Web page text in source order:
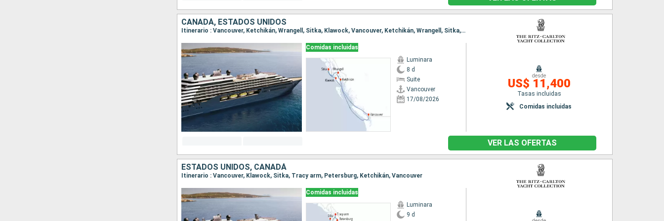
CANADÁ, ESTADOS UNIDOS
Itinerario : Vancouver, Ketchikán, Wrangell, Sitka, Klawock, Vancouver, Ketchikán, Wrangell, Sitka, Klawock, Vancouver
Comidas incluidas
Luminara
8 d
Suite
Vancouver
17/08/2026
desde
US$ 11,400
Tasas incluidas
Comidas incluidas
VER LAS OFERTAS
ESTADOS UNIDOS, CANADÁ
Itinerario : Vancouver, Klawock, Sitka, Tracy arm, Petersburg, Ketchikán, Vancouver
Comidas incluidas
Luminara
9 d